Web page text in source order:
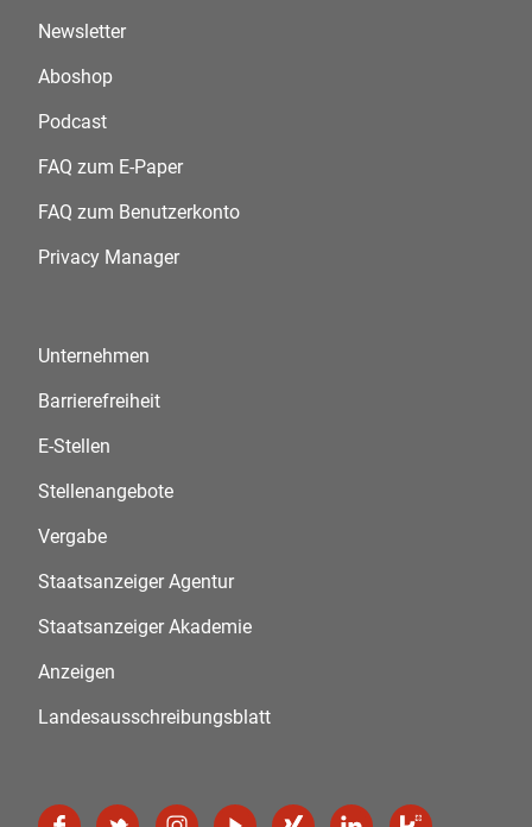
Newsletter
Aboshop
Podcast
FAQ zum E-Paper
FAQ zum Benutzerkonto
Privacy Manager
Unternehmen
Barrierefreiheit
E-Stellen
Stellenangebote
Vergabe
Staatsanzeiger Agentur
Staatsanzeiger Akademie
Anzeigen
Landesausschreibungsblatt